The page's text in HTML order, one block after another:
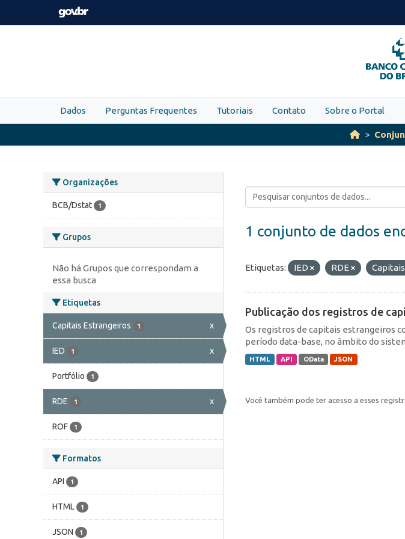
Skip to main content
Dados Perguntas Frequentes Tutoriais Contato Sobre o Portal
Organizações
BCB/Dstat 1
Grupos
Não há Grupos que correspondam a
essa busca
Etiquetas
Capitais Estrangeiros 1 x
IED 1 x
Portfólio 1
RDE 1 x
ROF 1
Formatos
API 1
HTML 1
JSON 1
1 conjunto de dados
Etiquetas: IED RDE
Publicação dos registros de
Os registros de capitais estrangeiros
período data-base, no âmbito do
HTML API OData JSON
Você também pode ter acesso a esses